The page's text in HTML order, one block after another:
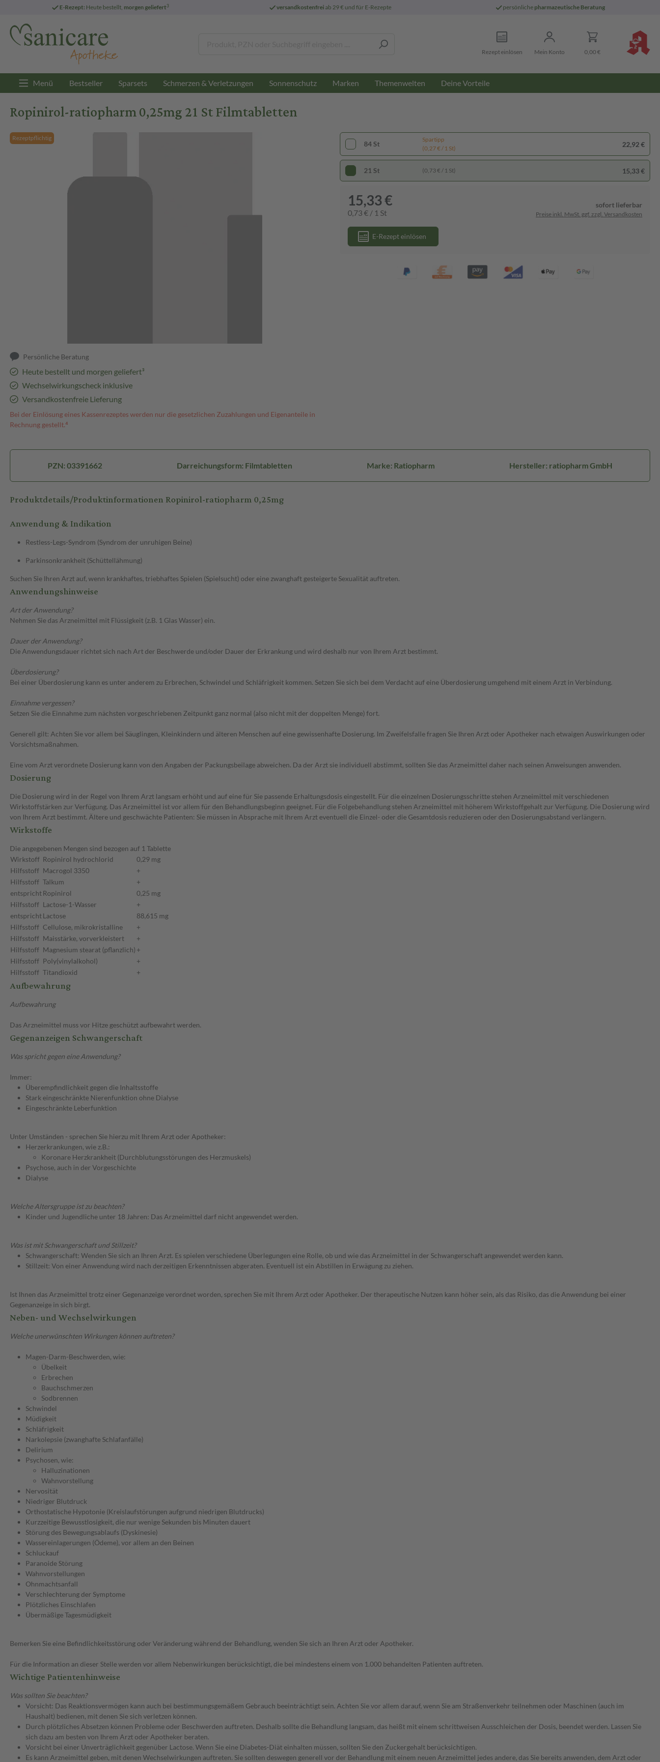
E-Rezept: Heute bestellt, morgen geliefert3 versandkostenfreiab 29 € und für E-Rezepte persönliche pharmazeutische Beratung
Rezept einlösen Mein Konto 0,00 €
Menü Bestseller Sparsets Schmerzen & Verletzungen Sonnenschutz Marken Themenwelten Deine Vorteile
Ropinirol-ratiopharm 0,25mg 21 St Filmtabletten
Rezeptpflichtig
Persönliche Beratung
Heute bestellt und morgen geliefert³
Wechselwirkungscheck inklusive
Versandkostenfreie Lieferung
Bei der Einlösung eines Kassenrezeptes werden nur die gesetzlichen Zuzahlungen und Eigenanteile in
Rechnung gestellt.⁴
84 St
Spartipp
(0,27 € / 1 St)
22,92 €
21 St (0,73 € / 1 St) 15,33 €
15,33 €
0,73 € / 1 St
sofort lieferbar
Preise inkl. MwSt. ggf. zzgl. Versandkosten
E-Rezept einlösen
PZN: 03391662 Darreichungsform: Filmtabletten Marke: Ratiopharm Hersteller: ratiopharm GmbH
Produktdetails/Produktinformationen Ropinirol-ratiopharm 0,25mg
Anwendung & Indikation
Restless-Legs-Syndrom (Syndrom der unruhigen Beine)
Parkinsonkrankheit (Schüttellähmung)
Suchen Sie Ihren Arzt auf, wenn krankhaftes, triebhaftes Spielen (Spielsucht) oder eine zwanghaft gesteigerte Sexualität auftreten.
Anwendungshinweise
Art der Anwendung?
Nehmen Sie das Arzneimittel mit Flüssigkeit (z.B. 1 Glas Wasser) ein.
Dauer der Anwendung?
Die Anwendungsdauer richtet sich nach Art der Beschwerde und/oder Dauer der Erkrankung und wird deshalb nur von Ihrem Arzt bestimmt.
Überdosierung?
Bei einer Überdosierung kann es unter anderem zu Erbrechen, Schwindel und Schläfrigkeit kommen. Setzen Sie sich bei dem Verdacht auf eine Überdosierung umgehend mit einem Arzt in Verbindung.
Einnahme vergessen?
Setzen Sie die Einnahme zum nächsten vorgeschriebenen Zeitpunkt ganz normal (also nicht mit der doppelten Menge) fort.
Generell gilt: Achten Sie vor allem bei Säuglingen, Kleinkindern und älteren Menschen auf eine gewissenhafte Dosierung. Im Zweifelsfalle fragen Sie Ihren Arzt oder Apotheker nach etwaigen Auswirkungen oder
Vorsichtsmaßnahmen.
Eine vom Arzt verordnete Dosierung kann von den Angaben der Packungsbeilage abweichen. Da der Arzt sie individuell abstimmt, sollten Sie das Arzneimittel daher nach seinen Anweisungen anwenden.
Dosierung
Die Dosierung wird in der Regel von Ihrem Arzt langsam erhöht und auf eine für Sie passende Erhaltungsdosis eingestellt. Für die einzelnen Dosierungsschritte stehen Arzneimittel mit verschiedenen
Wirkstoffstärken zur Verfügung. Das Arzneimittel ist vor allem für den Behandlungsbeginn geeignet. Für die Folgebehandlung stehen Arzneimittel mit höherem Wirkstoffgehalt zur Verfügung. Die Dosierung wird
von Ihrem Arzt bestimmt. Ältere und geschwächte Patienten: Sie müssen in Absprache mit Ihrem Arzt eventuell die Einzel- oder die Gesamtdosis reduzieren oder den Dosierungsabstand verlängern.
Wirkstoffe
Die angegebenen Mengen sind bezogen auf 1 Tablette
Wirkstoff Ropinirol hydrochlorid
0,29 mg
Hilfsstoff Macrogol 3350
+
Hilfsstoff Talkum
+
entsprichtRopinirol
0,25 mg
Hilfsstoff Lactose-1-Wasser
+
entsprichtLactose
88,615 mg
Hilfsstoff Cellulose, mikrokristalline
+
Hilfsstoff Maisstärke, vorverkleistert
+
Hilfsstoff Magnesium stearat (pflanzlich) +
Hilfsstoff Poly(vinylalkohol)
+
Hilfsstoff Titandioxid +
Aufbewahrung
Aufbewahrung
Das Arzneimittel muss vor Hitze geschützt aufbewahrt werden.
Gegenanzeigen Schwangerschaft
Was spricht gegen eine Anwendung?
Immer:
Überempfindlichkeit gegen die Inhaltsstoffe
Stark eingeschränkte Nierenfunktion ohne Dialyse
Eingeschränkte Leberfunktion
Unter Umständen - sprechen Sie hierzu mit Ihrem Arzt oder Apotheker:
Herzerkrankungen, wie z.B.:
Koronare Herzkrankheit (Durchblutungsstörungen des Herzmuskels)
Psychose, auch in der Vorgeschichte
Dialyse
Welche Altersgruppe ist zu beachten?
Kinder und Jugendliche unter 18 Jahren: Das Arzneimittel darf nicht angewendet werden.
Was ist mit Schwangerschaft und Stillzeit?
Schwangerschaft: Wenden Sie sich an Ihren Arzt. Es spielen verschiedene Überlegungen eine Rolle, ob und wie das Arzneimittel in der Schwangerschaft angewendet werden kann.
Stillzeit: Von einer Anwendung wird nach derzeitigen Erkenntnissen abgeraten. Eventuell ist ein Abstillen in Erwägung zu ziehen.
Ist Ihnen das Arzneimittel trotz einer Gegenanzeige verordnet worden, sprechen Sie mit Ihrem Arzt oder Apotheker. Der therapeutische Nutzen kann höher sein, als das Risiko, das die Anwendung bei einer
Gegenanzeige in sich birgt.
Neben- und Wechselwirkungen
Welche unerwünschten Wirkungen können auftreten?
Magen-Darm-Beschwerden, wie:
Übelkeit
Erbrechen
Bauchschmerzen
Sodbrennen
Schwindel
Müdigkeit
Schläfrigkeit
Narkolepsie (zwanghafte Schlafanfälle)
Delirium
Psychosen, wie:
Halluzinationen
Wahnvorstellung
Nervosität
Niedriger Blutdruck
Orthostatische Hypotonie (Kreislaufstörungen aufgrund niedrigen Blutdrucks)
Kurzzeitige Bewusstlosigkeit, die nur wenige Sekunden bis Minuten dauert
Störung des Bewegungsablaufs (Dyskinesie)
Wassereinlagerungen (Ödeme), vor allem an den Beinen
Schluckauf
Paranoide Störung
Wahnvorstellungen
Ohnmachtsanfall
Verschlechterung der Symptome
Plötzliches Einschlafen
Übermäßige Tagesmüdigkeit
Bemerken Sie eine Befindlichkeitsstörung oder Veränderung während der Behandlung, wenden Sie sich an Ihren Arzt oder Apotheker.
Für die Information an dieser Stelle werden vor allem Nebenwirkungen berücksichtigt, die bei mindestens einem von 1.000 behandelten Patienten auftreten.
Wichtige Patientenhinweise
Was sollten Sie beachten?
Vorsicht: Das Reaktionsvermögen kann auch bei bestimmungsgemäßem Gebrauch beeinträchtigt sein. Achten Sie vor allem darauf, wenn Sie am Straßenverkehr teilnehmen oder Maschinen (auch im
Haushalt) bedienen, mit denen Sie sich verletzen können.
Durch plötzliches Absetzen können Probleme oder Beschwerden auftreten. Deshalb sollte die Behandlung langsam, das heißt mit einem schrittweisen Ausschleichen der Dosis, beendet werden. Lassen Sie
sich dazu am besten von Ihrem Arzt oder Apotheker beraten.
Vorsicht bei einer Unverträglichkeit gegenüber Lactose. Wenn Sie eine Diabetes-Diät einhalten müssen, sollten Sie den Zuckergehalt berücksichtigen.
Es kann Arzneimittel geben, mit denen Wechselwirkungen auftreten. Sie sollten deswegen generell vor der Behandlung mit einem neuen Arzneimittel jedes andere, das Sie bereits anwenden, dem Arzt oder